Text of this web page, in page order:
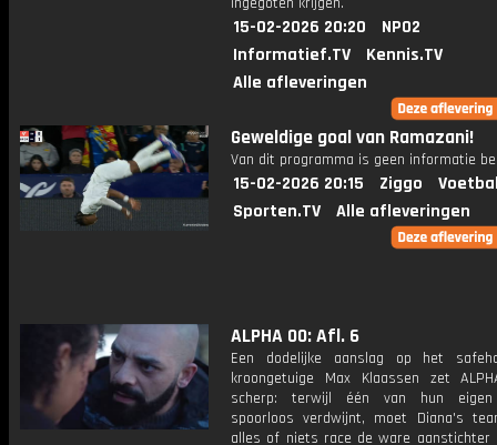
15-02-2026 20:20
NPO2
Informatief.TV
Kennis.TV
Alle afleveringen
Geweldige goal van Ramazani!
Van dit programma is geen informatie
15-02-2026 20:15 Ziggo
Sporten.TV
Alle afleveringen
ALPHA 00: Afl. 6
Een dodelijke aanslag op het
kroongetuige Max Klaassen zet
scherp: terwijl één van hun eigen
spoorloos verdwijnt, moet Diana's
alles of niets race de ware aanstichter